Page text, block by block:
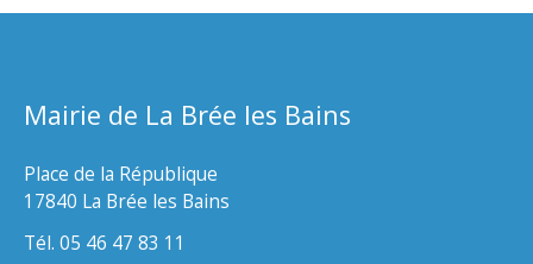
Mairie de La Brée les Bains
Place de la République
17840 La Brée les Bains
Tél. 05 46 47 83 11